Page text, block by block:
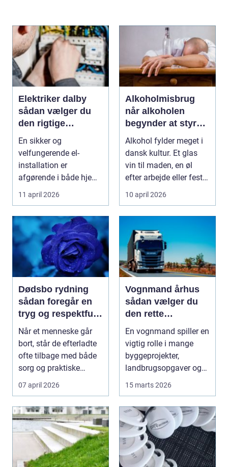
Elektriker dalby
sådan vælger du
den rigtige
fagmand til dine el-
opgaver
En sikker og
velfungerende el-
installation er
afgørende i både hjem,
virksomhed og
11 april 2026
Alkoholmisbrug
når alkoholen
begynder at styre
hverdagen
Alkohol fylder meget i
dansk kultur. Et glas
vin til maden, en øl
efter arbejde eller fest i
weekend...
10 april 2026
Dødsbo rydning
sådan foregår en
tryg og respektfuld
proces
Når et menneske går
bort, står de efterladte
ofte tilbage med både
sorg og praktiske
opgaver. En af ...
07 april 2026
Vognmand århus
sådan vælger du
den rette
samarbejdspartner
En vognmand spiller en
vigtig rolle i mange
byggeprojekter,
landbrugsopgaver og
transportløsninger i...
15 marts 2026